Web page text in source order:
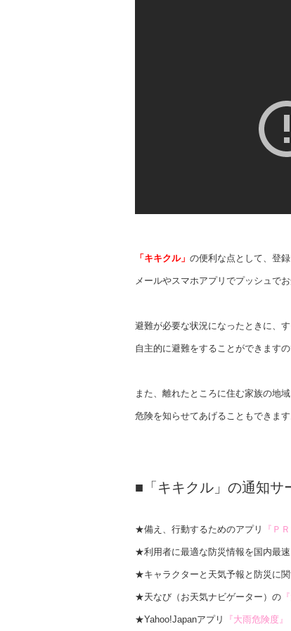
「キキクル」 の便利な点として、登
メールやスマホアプリでプッシュで
避難が必要な状況になったときに、す
自主的に避難をすることができます
また、離れたところに住む家族の地
危険を知らせてあげることもできます
■「キキクル」の通知サ
★備え、行動するためのアプリ 『Ｐ
★利用者に最適な防災情報を国内最
★キャラクターと天気予報と防災に
★天なび（お天気ナビゲーター）の
★Yahoo!Japanアプリ 『大雨危険度』